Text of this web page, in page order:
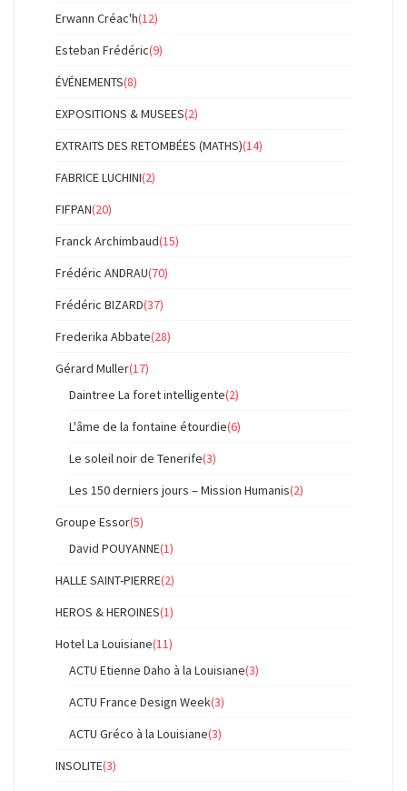
Erwann Créac'h(12)
Esteban Frédéric(9)
ÉVÉNEMENTS(8)
EXPOSITIONS & MUSEES(2)
EXTRAITS DES RETOMBÉES (MATHS)(14)
FABRICE LUCHINI(2)
FIFPAN(20)
Franck Archimbaud(15)
Frédéric ANDRAU(70)
Frédéric BIZARD(37)
Frederika Abbate(28)
Gérard Muller(17)
Daintree La foret intelligente(2)
L'âme de la fontaine étourdie(6)
Le soleil noir de Tenerife(3)
Les 150 derniers jours – Mission Humanis(2)
Groupe Essor(5)
David POUYANNE(1)
HALLE SAINT-PIERRE(2)
HEROS & HEROINES(1)
Hotel La Louisiane(11)
ACTU Etienne Daho à la Louisiane(3)
ACTU France Design Week(3)
ACTU Gréco à la Louisiane(3)
INSOLITE(3)